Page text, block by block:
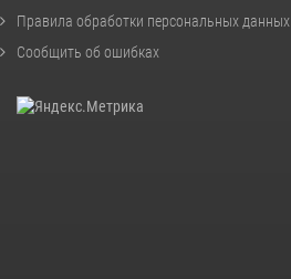
Правила обработки персональных данных
Сообщить об ошибках